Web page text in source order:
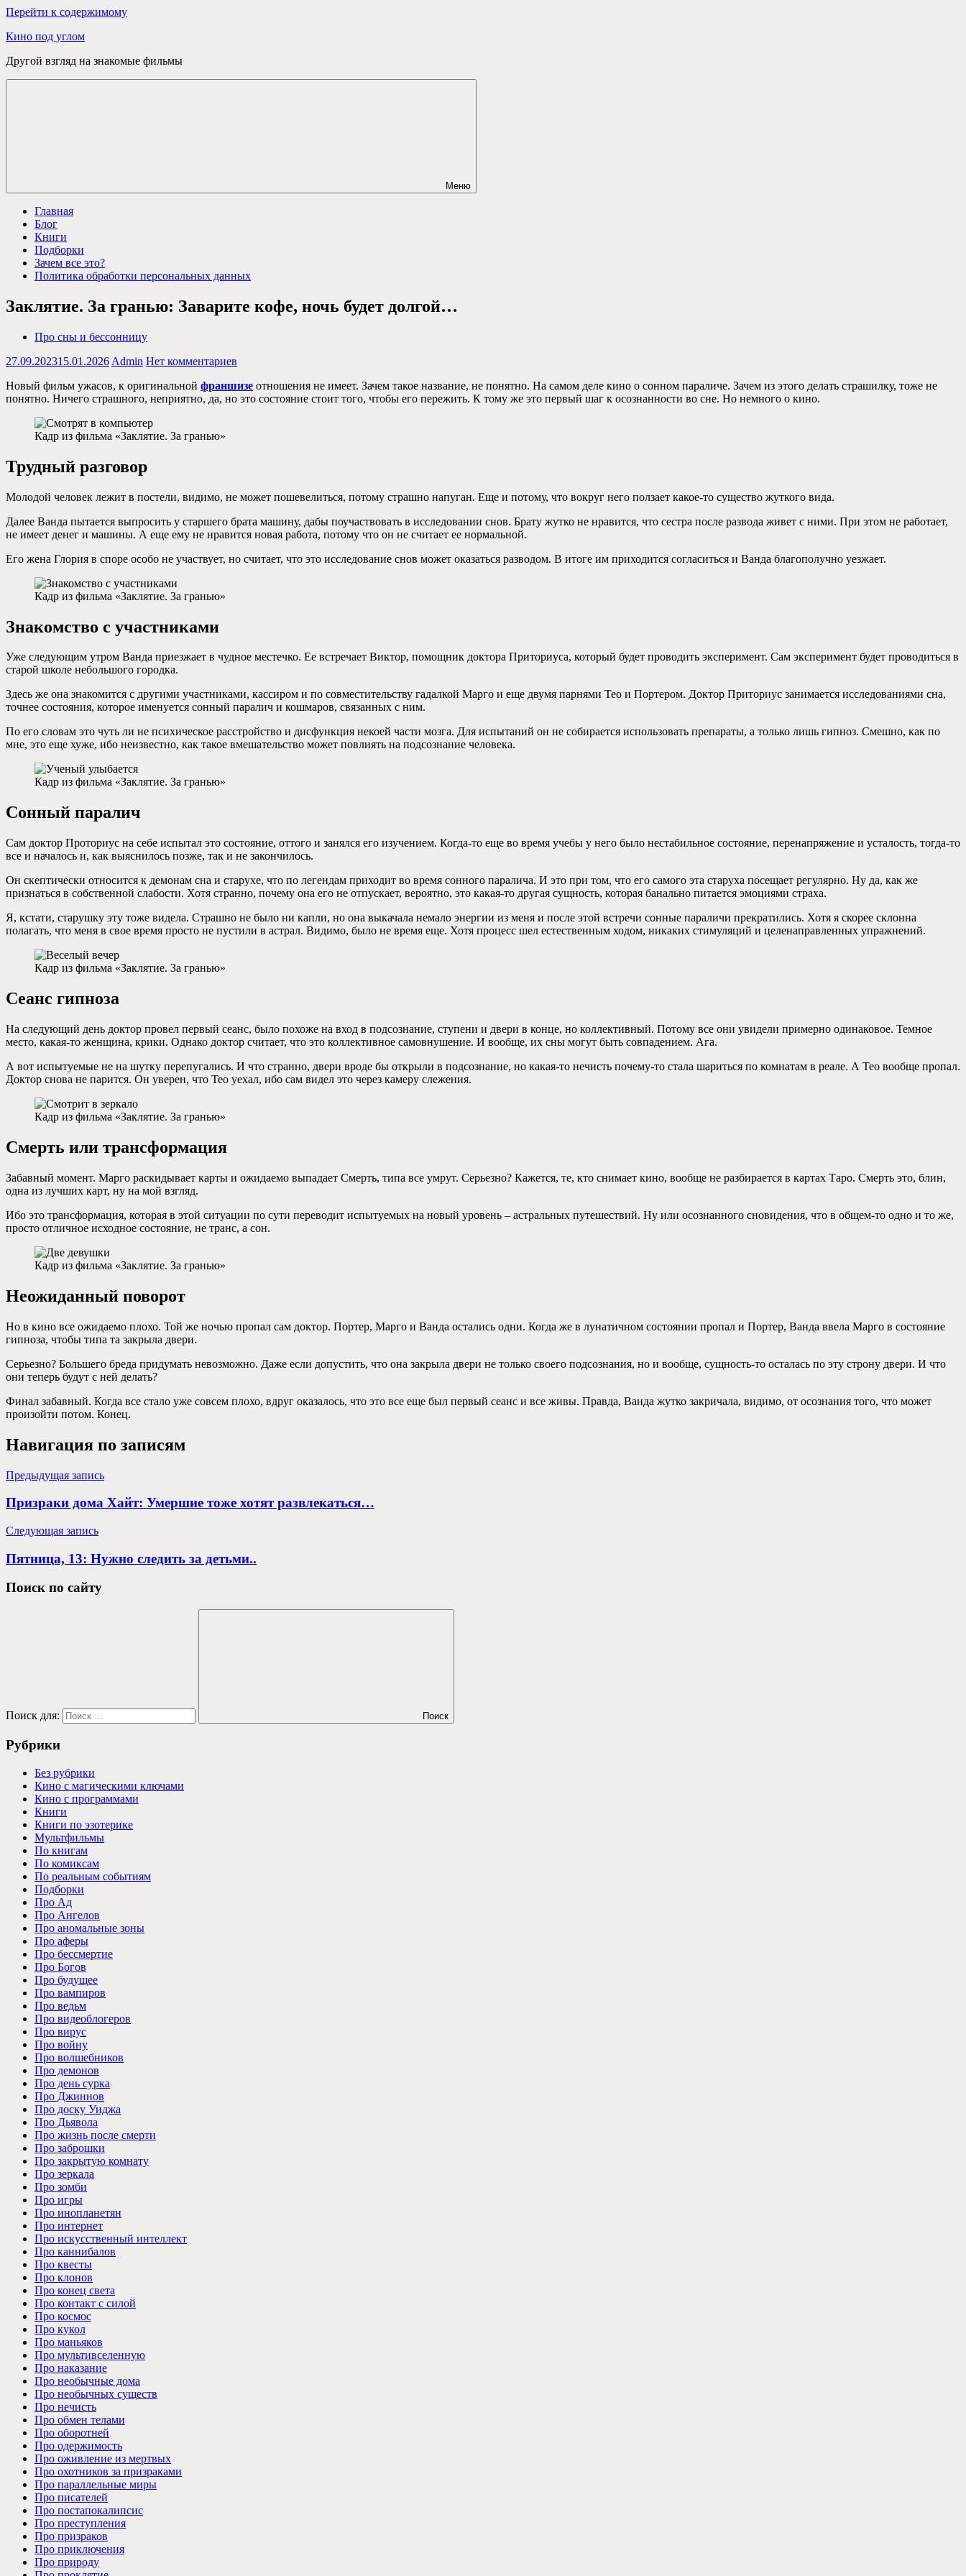
Перейти к содержимому
Кино под углом
Другой взгляд на знакомые фильмы
Меню
Главная
Блог
Книги
Подборки
Зачем все это?
Политика обработки персональных данных
Заклятие. За гранью: Заварите кофе, ночь будет долгой…
Про сны и бессонницу
27.09.202315.01.2026 Admin Нет комментариев
Новый фильм ужасов, к оригинальной франшизе отношения не имеет. Зачем такое название, не понятно. На самом деле кино о сонном параличе. Зачем из этого делать страшилку, тоже не
понятно. Ничего страшного, неприятно, да, но это состояние стоит того, чтобы его пережить. К тому же это первый шаг к осознанности во сне. Но немного о кино.
Кадр из фильма «Заклятие. За гранью»
Трудный разговор
Молодой человек лежит в постели, видимо, не может пошевелиться, потому страшно напуган. Еще и потому, что вокруг него ползает какое-то существо жуткого вида.
Далее Ванда пытается выпросить у старшего брата машину, дабы поучаствовать в исследовании снов. Брату жутко не нравится, что сестра после развода живет с ними. При этом не работает,
не имеет денег и машины. А еще ему не нравится новая работа, потому что он не считает ее нормальной.
Его жена Глория в споре особо не участвует, но считает, что это исследование снов может оказаться разводом. В итоге им приходится согласиться и Ванда благополучно уезжает.
Кадр из фильма «Заклятие. За гранью»
Знакомство с участниками
Уже следующим утром Ванда приезжает в чудное местечко. Ее встречает Виктор, помощник доктора Приториуса, который будет проводить эксперимент. Сам эксперимент будет проводиться в
старой школе небольшого городка.
Здесь же она знакомится с другими участниками, кассиром и по совместительству гадалкой Марго и еще двумя парнями Тео и Портером. Доктор Приториус занимается исследованиями сна,
точнее состояния, которое именуется сонный паралич и кошмаров, связанных с ним.
По его словам это чуть ли не психическое расстройство и дисфункция некоей части мозга. Для испытаний он не собирается использовать препараты, а только лишь гипноз. Смешно, как по
мне, это еще хуже, ибо неизвестно, как такое вмешательство может повлиять на подсознание человека.
Кадр из фильма «Заклятие. За гранью»
Сонный паралич
Сам доктор Проториус на себе испытал это состояние, оттого и занялся его изучением. Когда-то еще во время учебы у него было нестабильное состояние, перенапряжение и усталость, тогда-то
все и началось и, как выяснилось позже, так и не закончилось.
Он скептически относится к демонам сна и старухе, что по легендам приходит во время сонного паралича. И это при том, что его самого эта старуха посещает регулярно. Ну да, как же
признаться в собственной слабости. Хотя странно, почему она его не отпускает, вероятно, это какая-то другая сущность, которая банально питается эмоциями страха.
Я, кстати, старушку эту тоже видела. Страшно не было ни капли, но она выкачала немало энергии из меня и после этой встречи сонные параличи прекратились. Хотя я скорее склонна
полагать, что меня в свое время просто не пустили в астрал. Видимо, было не время еще. Хотя процесс шел естественным ходом, никаких стимуляций и целенаправленных упражнений.
Кадр из фильма «Заклятие. За гранью»
Сеанс гипноза
На следующий день доктор провел первый сеанс, было похоже на вход в подсознание, ступени и двери в конце, но коллективный. Потому все они увидели примерно одинаковое. Темное
место, какая-то женщина, крики. Однако доктор считает, что это коллективное самовнушение. И вообще, их сны могут быть совпадением. Ага.
А вот испытуемые не на шутку перепугались. И что странно, двери вроде бы открыли в подсознание, но какая-то нечисть почему-то стала шариться по комнатам в реале. А Тео вообще пропал.
Доктор снова не парится. Он уверен, что Тео уехал, ибо сам видел это через камеру слежения.
Кадр из фильма «Заклятие. За гранью»
Смерть или трансформация
Забавный момент. Марго раскидывает карты и ожидаемо выпадает Смерть, типа все умрут. Серьезно? Кажется, те, кто снимает кино, вообще не разбирается в картах Таро. Смерть это, блин,
одна из лучших карт, ну на мой взгляд.
Ибо это трансформация, которая в этой ситуации по сути переводит испытуемых на новый уровень – астральных путешествий. Ну или осознанного сновидения, что в общем-то одно и то же,
просто отличное исходное состояние, не транс, а сон.
Кадр из фильма «Заклятие. За гранью»
Неожиданный поворот
Но в кино все ожидаемо плохо. Той же ночью пропал сам доктор. Портер, Марго и Ванда остались одни. Когда же в лунатичном состоянии пропал и Портер, Ванда ввела Марго в состояние
гипноза, чтобы типа та закрыла двери.
Серьезно? Большего бреда придумать невозможно. Даже если допустить, что она закрыла двери не только своего подсознания, но и вообще, сущность-то осталась по эту строну двери. И что
они теперь будут с ней делать?
Финал забавный. Когда все стало уже совсем плохо, вдруг оказалось, что это все еще был первый сеанс и все живы. Правда, Ванда жутко закричала, видимо, от осознания того, что может
произойти потом. Конец.
Навигация по записям
Предыдущая запись
Призраки дома Хайт: Умершие тоже хотят развлекаться…
Следующая запись
Пятница, 13: Нужно следить за детьми..
Поиск по сайту
Поиск для: Поиск
Рубрики
Без рубрики
Кино с магическими ключами
Кино с программами
Книги
Книги по эзотерике
Мультфильмы
По книгам
По комиксам
По реальным событиям
Подборки
Про Ад
Про Ангелов
Про аномальные зоны
Про аферы
Про бессмертие
Про Богов
Про будущее
Про вампиров
Про ведьм
Про видеоблогеров
Про вирус
Про войну
Про волшебников
Про демонов
Про день сурка
Про Джиннов
Про доску Уиджа
Про Дьявола
Про жизнь после смерти
Про заброшки
Про закрытую комнату
Про зеркала
Про зомби
Про игры
Про инопланетян
Про интернет
Про искусственный интеллект
Про каннибалов
Про квесты
Про клонов
Про конец света
Про контакт с силой
Про космос
Про кукол
Про маньяков
Про мультивселенную
Про наказание
Про необычные дома
Про необычных существ
Про нечисть
Про обмен телами
Про оборотней
Про одержимость
Про оживление из мертвых
Про охотников за призраками
Про параллельные миры
Про писателей
Про постапокалипсис
Про преступления
Про призраков
Про приключения
Про природу